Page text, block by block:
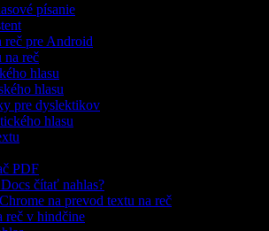
písanie
reč pre Android
na reč
hlasu
hlasu
pre dyslektikov
hlasu
PDF
čítať nahlas?
na prevod textu na reč
reč v hindčine